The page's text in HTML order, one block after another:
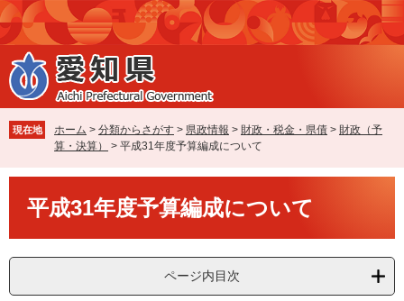
ペ
ー
ジ
の
先
で
す
メ
ニ
ュ
ー
を
ば
し
本
現在地 ホーム > 分類からさがす > 県政情報 > 財政・税金・県債 > 財政（予
算・決算）
> 平成31年度予算編成について
平成31年度予算編成について
ページ内目次